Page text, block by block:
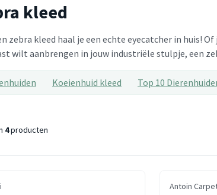
kleed
zebra kleed haal je een echte eyecatcher in huis!
wilt aanbrengen in jouw industriële stulpje, een
Koeienhuid kleed Top 10
4producten
Antoin